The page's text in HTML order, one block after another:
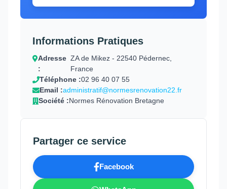
Informations Pratiques
Adresse
:
ZA de Mikez - 22540 Pédernec,
France
Téléphone :02 96 40 07 55
Email :administratif@normesrenovation22.fr
Société :Normes Rénovation Bretagne
Partager ce service
Facebook